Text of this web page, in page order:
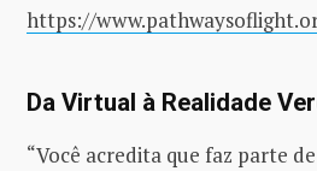
https://
Da Virtual à Realidade
“Você acredita que faz parte